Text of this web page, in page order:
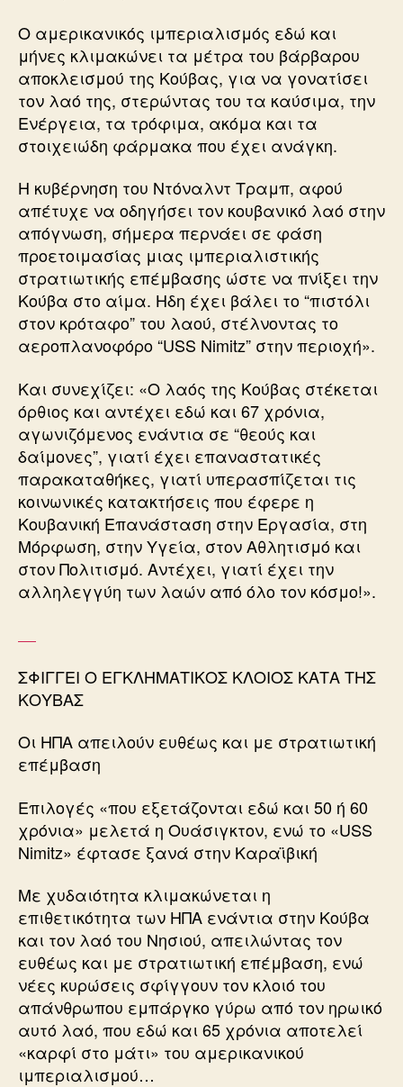
Ο αμερικανικός ιμπεριαλισμός εδώ και
μήνες κλιμακώνει τα μέτρα του βάρβαρου
αποκλεισμού της Κούβας, για να γονατίσει
τον λαό της, στερώντας του τα καύσιμα, την
Ενέργεια, τα τρόφιμα, ακόμα και τα
στοιχειώδη φάρμακα που έχει ανάγκη.
Η κυβέρνηση του Ντόναλντ Τραμπ, αφού
απέτυχε να οδηγήσει τον κουβανικό λαό στην
απόγνωση, σήμερα περνάει σε φάση
προετοιμασίας μιας ιμπεριαλιστικής
στρατιωτικής επέμβασης ώστε να πνίξει την
Κούβα στο αίμα. Ηδη έχει βάλει το “πιστόλι
στον κρόταφο” του λαού, στέλνοντας το
αεροπλανοφόρο “USS Nimitz” στην περιοχή».
Και συνεχίζει: «Ο λαός της Κούβας στέκεται
όρθιος και αντέχει εδώ και 67 χρόνια,
αγωνιζόμενος ενάντια σε “θεούς και
δαίμονες”, γιατί έχει επαναστατικές
παρακαταθήκες, γιατί υπερασπίζεται τις
κοινωνικές κατακτήσεις που έφερε η
Κουβανική Επανάσταση στην Εργασία, στη
Μόρφωση, στην Υγεία, στον Αθλητισμό και
στον Πολιτισμό. Αντέχει, γιατί έχει την
αλληλεγγύη των λαών από όλο τον κόσμο!».
ΣΦΙΓΓΕΙ Ο ΕΓΚΛΗΜΑΤΙΚΟΣ ΚΛΟΙΟΣ ΚΑΤΑ ΤΗΣ
ΚΟΥΒΑΣ
Οι ΗΠΑ απειλούν ευθέως και με στρατιωτική
επέμβαση
Επιλογές «που εξετάζονται εδώ και 50 ή 60
χρόνια» μελετά η Ουάσιγκτον, ενώ το «USS
Nimitz» έφτασε ξανά στην Καραϊβική
Με χυδαιότητα κλιμακώνεται η
επιθετικότητα των ΗΠΑ ενάντια στην Κούβα
και τον λαό του Νησιού, απειλώντας τον
ευθέως και με στρατιωτική επέμβαση, ενώ
νέες κυρώσεις σφίγγουν τον κλοιό του
απάνθρωπου εμπάργκο γύρω από τον ηρωικό
αυτό λαό, που εδώ και 65 χρόνια αποτελεί
«καρφί στο μάτι» του αμερικανικού
ιμπεριαλισμού…